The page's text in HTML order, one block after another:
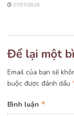
27/07/2026
Để lại một
Email của bạn sẽ
buộc được đánh dấu
Bình luận *